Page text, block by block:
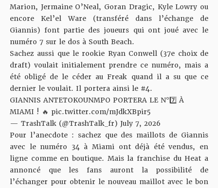
Marion, Jermaine O’Neal, Goran Dragic, Kyle Lowry ou
encore Kel’el Ware (transféré dans l’échange de
Giannis) font partie des joueurs qui ont joué avec le
numéro 7 sur le dos à South Beach.
Sachez aussi que le rookie Ryan Conwell (37e choix de
draft) voulait initialement prendre ce numéro, mais a
été obligé de le céder au Freak quand il a su que ce
dernier le voulait. Il portera ainsi le #4.
GIANNIS ANTETOKOUNMPO PORTERA LE N°7️⃣ À
MIAMI ! 🔥 pic.twitter.com/mJdkXBpir5
— TrashTalk (@TrashTalk_fr) July 7, 2026
Pour l’anecdote : sachez que des maillots de Giannis
avec le numéro 34 à Miami ont déjà été vendus, en
ligne comme en boutique. Mais la franchise du Heat a
annoncé que les fans auront la possibilité de
l’échanger pour obtenir le nouveau maillot avec le bon